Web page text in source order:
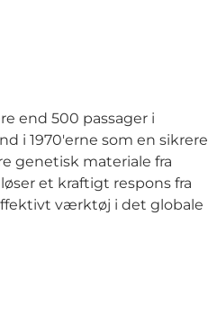
end 500 passager i
i 1970'erne som en sikrere
genetisk materiale fra
et kraftigt respons fra
værktøj i det globale